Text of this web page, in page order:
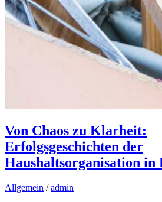
Von Chaos zu Klarheit:
Erfolgsgeschichten der
Haushaltsorganisation in
Allgemein /admin